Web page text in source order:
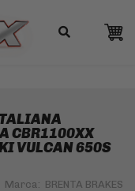
CBR1100XX
VULCAN 650S
Marca: BRENTA BRAKES